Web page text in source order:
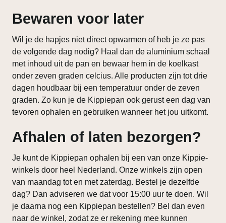
Bewaren voor later
Wil je de hapjes niet direct opwarmen of heb je ze pas
de volgende dag nodig? Haal dan de aluminium schaal
met inhoud uit de pan en bewaar hem in de koelkast
onder zeven graden celcius. Alle producten zijn tot drie
dagen houdbaar bij een temperatuur onder de zeven
graden. Zo kun je de Kippiepan ook gerust een dag van
tevoren ophalen en gebruiken wanneer het jou uitkomt.
Afhalen of laten bezorgen?
Je kunt de Kippiepan ophalen bij een van onze Kippie-
winkels door heel Nederland. Onze winkels zijn open
van maandag tot en met zaterdag. Bestel je dezelfde
dag? Dan adviseren we dat voor 15:00 uur te doen. Wil
je daarna nog een Kippiepan bestellen? Bel dan even
naar de winkel, zodat ze er rekening mee kunnen